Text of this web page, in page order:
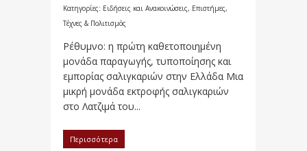
Κατηγορίες: Ειδήσεις και Ανακοινώσεις, Επιστήμες,
Τέχνες & Πολιτισμός
Ρέθυμνο: η πρώτη καθετοποιημένη
μονάδα παραγωγής, τυποποίησης και
εμπορίας σαλιγκαριών στην Ελλάδα Μια
μικρή μονάδα εκτροφής σαλιγκαριών
στο Λατζιμά του...
Περισσότερα